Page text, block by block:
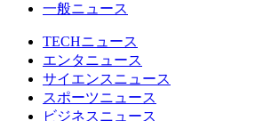
一般ニュース
TECHニュース
エンタニュース
サイエンスニュース
スポーツニュース
ビジネスニュース